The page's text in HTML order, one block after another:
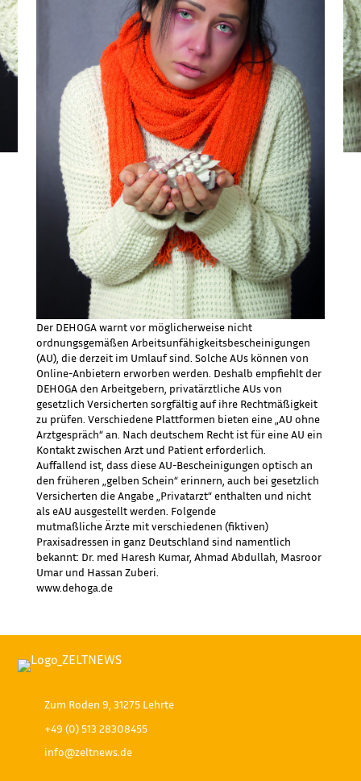
Der DEHOGA warnt vor möglicherweise nicht
ordnungsgemäßen Arbeitsunfähigkeitsbescheinigungen
(AU), die derzeit im Umlauf sind. Solche AUs können von
Online-Anbietern erworben werden. Deshalb empfiehlt der
DEHOGA den Arbeitgebern, privatärztliche AUs von
gesetzlich Versicherten sorgfältig auf ihre Rechtmäßigkeit
zu prüfen. Verschiedene Plattformen bieten eine „AU ohne
Arztgespräch“ an. Nach deutschem Recht ist für eine AU ein
Kontakt zwischen Arzt und Patient erforderlich.
Auffallend ist, dass diese AU-Bescheinigungen optisch an
den früheren „gelben Schein“ erinnern, auch bei gesetzlich
Versicherten die Angabe „Privatarzt“ enthalten und nicht
als eAU ausgestellt werden. Folgende
mutmaßliche Ärzte mit verschiedenen (fiktiven)
Praxisadressen in ganz Deutschland sind namentlich
bekannt: Dr. med Haresh Kumar, Ahmad Abdullah, Masroor
Umar und Hassan Zuberi.
www.dehoga.de
Zum Roden 9, 31275 Lehrte
+49 (0) 513 28308455
info@zeltnews.de